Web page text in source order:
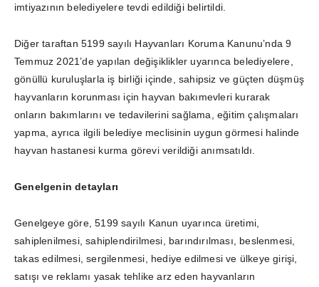
imtiyazının belediyelere tevdi edildiği belirtildi.
Diğer taraftan 5199 sayılı Hayvanları Koruma Kanunu’nda 9
Temmuz 2021’de yapılan değişiklikler uyarınca belediyelere,
gönüllü kuruluşlarla iş birliği içinde, sahipsiz ve güçten düşmüş
hayvanların korunması için hayvan bakımevleri kurarak
onların bakımlarını ve tedavilerini sağlama, eğitim çalışmaları
yapma, ayrıca ilgili belediye meclisinin uygun görmesi halinde
hayvan hastanesi kurma görevi verildiği anımsatıldı.
Genelgenin detayları
Genelgeye göre, 5199 sayılı Kanun uyarınca üretimi,
sahiplenilmesi, sahiplendirilmesi, barındırılması, beslenmesi,
takas edilmesi, sergilenmesi, hediye edilmesi ve ülkeye girişi,
satışı ve reklamı yasak tehlike arz eden hayvanların